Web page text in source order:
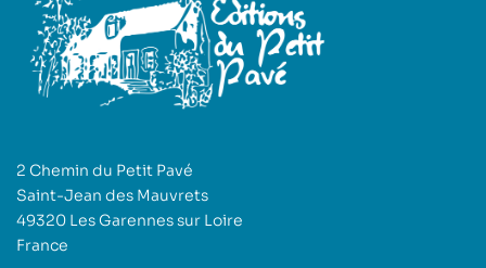
2 Chemin du Petit Pavé
Saint-Jean des Mauvrets
49320 Les Garennes sur Loire
France